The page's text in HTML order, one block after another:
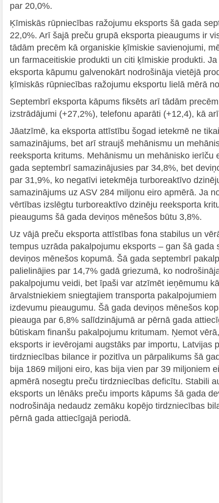
par 20,0%.
Ķīmiskās rūpniecības ražojumu eksports šā gada
22,0%. Arī šajā preču grupā eksporta pieaugums ir
tādām precēm kā organiskie ķīmiskie savienojumi,
un farmaceitiskie produkti un citi ķīmiskie produkti.
eksporta kāpumu galvenokārt nodrošināja vietējā
ķīmiskās rūpniecības ražojumu eksportu lielā mērā
Septembrī eksporta kāpums fiksēts arī tādām
izstrādājumi (+27,2%), telefonu aparāti (+12,4), kā
Jāatzīmē, ka eksporta attīstību šogad ietekmē ne
samazinājums, bet arī straujš mehānismu un
reeksporta kritums. Mehānismu un mehānisko ierīču
gada septembrī samazinājusies par 34,8%, bet
par 31,9%, ko negatīvi ietekmēja turboreaktīvo
samazinājums uz ASV 284 miljonu eiro apmērā. Ja
vērtības izslēgtu turboreaktīvo dzinēju reeksporta
pieaugums šā gada deviņos mēnešos būtu 3,8%.
Uz vājā preču eksporta attīstības fona stabilus un
tempus uzrāda pakalpojumu eksports – gan šā gada
deviņos mēnešos kopumā. Šā gada septembrī
palielinājies par 14,7% gadā griezumā, ko
pakalpojumu veidi, bet īpaši var atzīmēt ieņēmumu
ārvalstniekiem sniegtajiem transporta
izdevumu pieaugumu. Šā gada deviņos mēnešos
pieauga par 6,8% salīdzinājumā ar pērnā gada
būtiskam finanšu pakalpojumu kritumam. Ņemot
eksports ir ievērojami augstāks par importu, Latvijas
tirdzniecības bilance ir pozitīva un pārpalikums šā
bija 1869 miljoni eiro, kas bija vien par 39 miljoniem
apmērā nosegtu preču tirdzniecības deficītu. Stabili
eksports un lēnāks preču imports kāpums šā gada
nodrošināja nedaudz zemāku kopējo tirdzniecības
pērnā gada attiecīgajā periodā.